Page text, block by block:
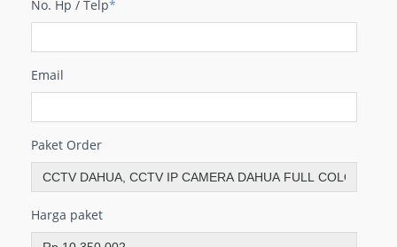
No. Hp / Telp*
Email
Paket Order
Harga paket